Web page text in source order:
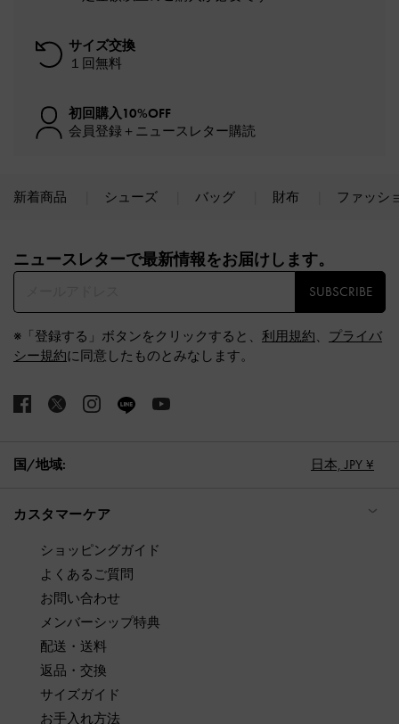
サイズ交換
１回無料
初回購入10%OFF
会員登録＋ニュースレター購読
新着商品 シューズ バッグ 財布 ファッシ
ニュースレターで最新情報をお届けします。​
SUBSCRIBE
※「登録する」ボタンをクリックすると、 利用規約、 プライバ
シー規約に同意したものとみなします。
国/地域: 日本, JPY ¥
カスタマーケア
ショッピングガイド
よくあるご質問
お問い合わせ
メンバーシップ特典
配送・送料
返品・交換
サイズガイド
お手入れ方法